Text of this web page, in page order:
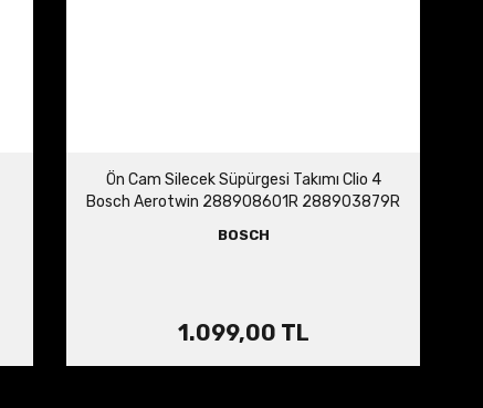
Ön Cam Silecek Süpürgesi Takımı Clio 4
Bosch Aerotwin 288908601R 288903879R
BOSCH
1.099,00 TL